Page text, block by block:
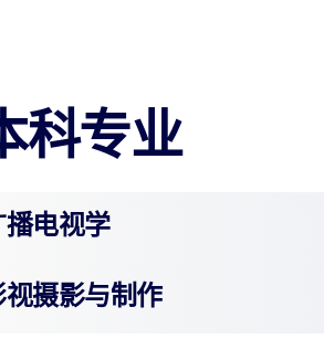
科专业
播电视学
视摄影与制作​